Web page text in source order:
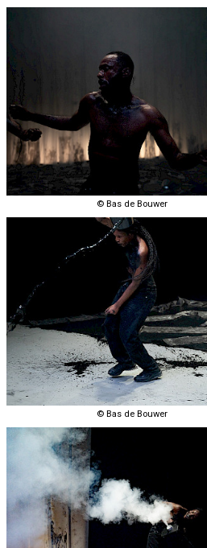
© Bas de Bouwer
© Bas de Bouwer